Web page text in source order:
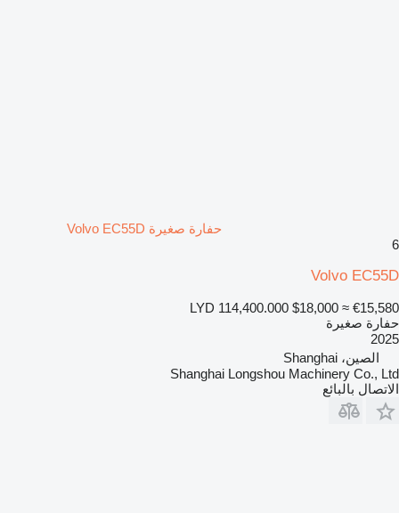
حفارة صغيرة Volvo EC55D
6
Volvo EC55D
LYD 114,400.000 $18,000 ≈ €15,580
حفارة صغيرة
2025
الصين، Shanghai
Shanghai Longshou Machinery Co., Ltd
الاتصال بالبائع